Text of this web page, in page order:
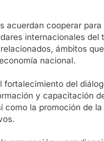
acuerdan cooperar para
internacionales del
ámbitos
nacional.
del
y capacitación
la promoción de